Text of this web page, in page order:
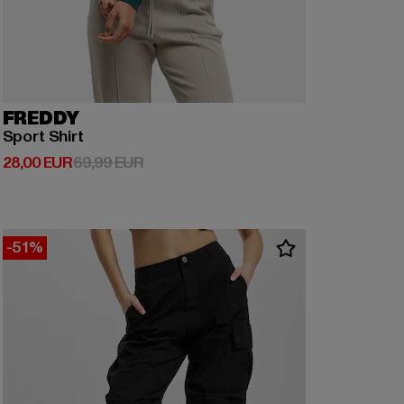
FREDDY
Sport Shirt
28,00 EUR
Derzeitiger Preis: 28,00 EUR
69,99 EURAktionspreis: 69,99 EUR
-51%